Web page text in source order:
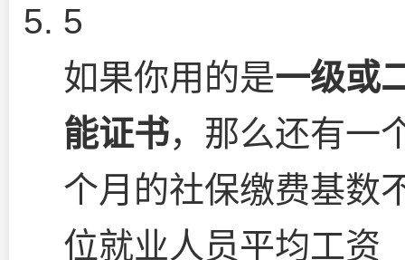
5
如果你用的是一级或
能证书，那么还有一
个月的社保缴费基数
位就业人员平均工资